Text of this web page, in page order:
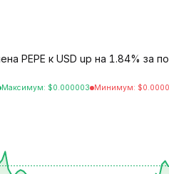
PEPE к USD up на 1.84%
Максимум: $0.000003 Минимум: $